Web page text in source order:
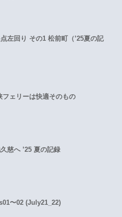
左回り その1 松前町（’25夏の記
フェリーは快適そのもの
慈へ ’25 夏の記録
〜02 (July21_22)